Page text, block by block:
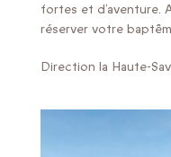
fortes et d’aventure.
réserver votre
Direction la Haute-